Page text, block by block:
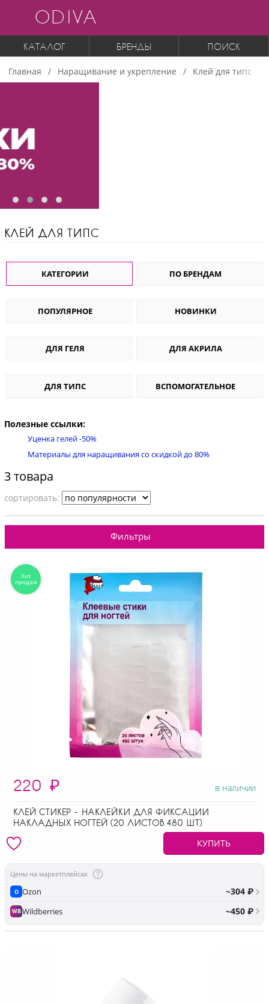
ODIVA
КАТАЛОГ БРЕНДЫ ПОИСК
Главная Наращивание и укрепление Клей для типс
КЛЕЙ ДЛЯ ТИПС
КАТЕГОРИИ ПО БРЕНДАМ
ПОПУЛЯРНОЕ НОВИНКИ
ДЛЯ ГЕЛЯ ДЛЯ АКРИЛА
ДЛЯ ТИПС ВСПОМОГАТЕЛЬНОЕ
Полезные ссылки:
Уценка гелей -50%
Материалы для наращивания со скидкой до 80%
3 товара
cортировать:
Фильтры
220 ₽ в наличии
КЛЕЙ СТИКЕР - НАКЛЕЙКИ ДЛЯ ФИКСАЦИИ
НАКЛАДНЫХ НОГТЕЙ (20 ЛИСТОВ 480 ШТ)
КУПИТЬ
Цены на маркетплейсах
O Ozon ~304 ₽
WBWildberries ~450 ₽